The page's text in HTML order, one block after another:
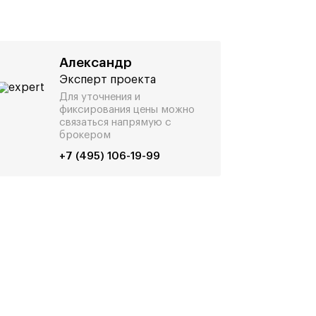
Александр
Эксперт проекта
Для уточнения и
фиксирования цены можно
связаться напрямую с
брокером
+7 (495) 106-19-99